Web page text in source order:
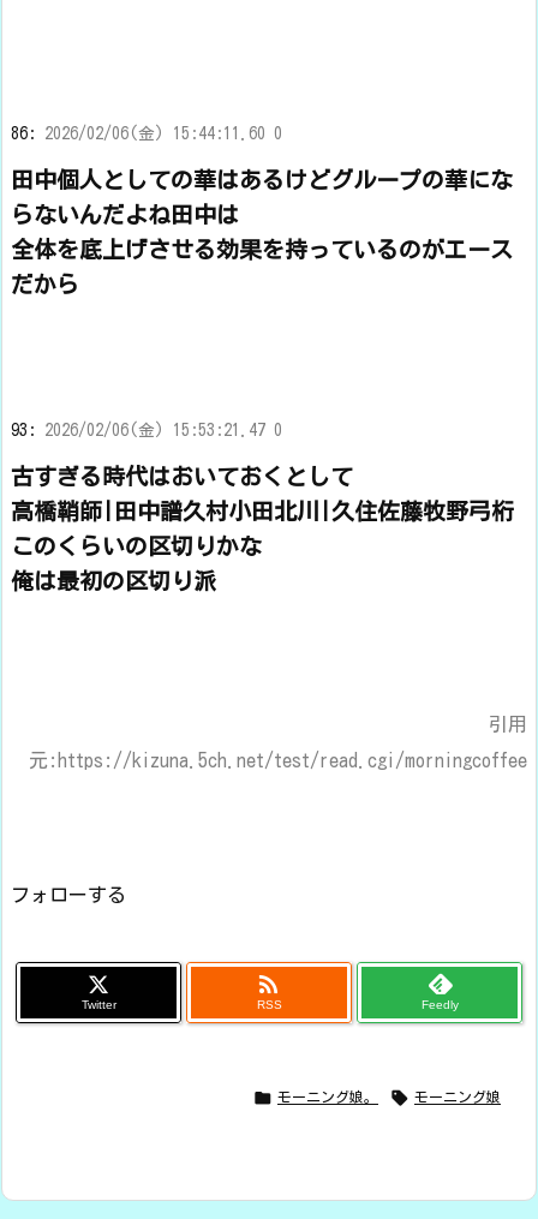
86: 2026/02/06(金) 15:44:11.60 0
田中個人としての華はあるけどグループの華にな
らないんだよね田中は
全体を底上げさせる効果を持っているのがエース
だから
93: 2026/02/06(金) 15:53:21.47 0
古すぎる時代はおいておくとして
高橋鞘師|田中譜久村小田北川|久住佐藤牧野弓桁
このくらいの区切りかな
俺は最初の区切り派
引用
元:https://kizuna.5ch.net/test/read.cgi/morningcoffee
フォローする
Twitter

RSS Feedly
 モーニング娘。  モーニング娘